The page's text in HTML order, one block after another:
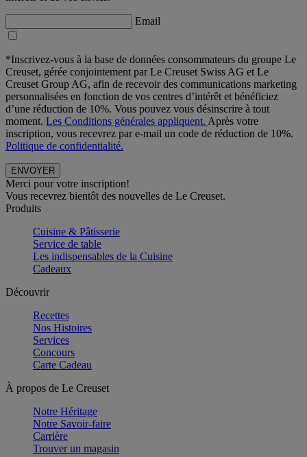
Email
*Inscrivez-vous à la base de données consommateurs du groupe Le
Creuset, gérée conjointement par Le Creuset Swiss AG et Le
Creuset Group AG, afin de recevoir des communications marketing
personnalisées en fonction de vos centres d’intérêt et bénéficiez
d’une réduction de 10%. Vous pouvez vous désinscrire à tout
moment. Les Conditions générales appliquent. Après votre
inscription, vous recevrez par e-mail un code de réduction de 10%.
Politique de confidentialité.
Merci pour votre inscription!
Vous recevrez bientôt des nouvelles de Le Creuset.
Produits
Cuisine & Pâtisserie
Service de table
Les indispensables de la Cuisine
Cadeaux
Découvrir
Recettes
Nos Histoires
Services
Concours
Carte Cadeau
À propos de Le Creuset
Notre Héritage
Notre Savoir-faire
Carrière
Trouver un magasin